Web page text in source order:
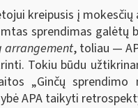
kreipusis į
sprendimas galėtų
arrangement, toliau —
Tokiu būdu
„Ginčų sprendimo
APA taikyti